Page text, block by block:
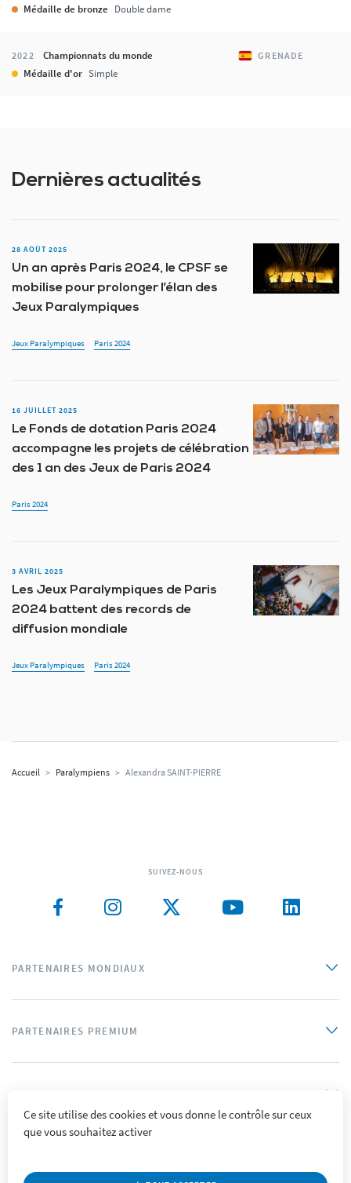
Médaille de bronze Double dame
2022 Championnats du monde GRENADE
Médaille d'or Simple
Dernières actualités
28 AOÛT 2025
Un an après Paris 2024, le CPSF se
mobilise pour prolonger l’élan des
Jeux Paralympiques
Jeux Paralympiques Paris 2024
16 JUILLET 2025
Le Fonds de dotation Paris 2024
accompagne les projets de célébration
des 1 an des Jeux de Paris 2024
Paris 2024
3 AVRIL 2025
Les Jeux Paralympiques de Paris
2024 battent des records de
diffusion mondiale
Jeux Paralympiques Paris 2024
Accueil > Paralympiens > Alexandra SAINT-PIERRE
SUIVEZ-NOUS
PARTENAIRES MONDIAUX
PARTENAIRES PREMIUM
Accessibilité
Ce site utilise des cookies et vous donne le contrôle sur ceux
que vous souhaitez activer